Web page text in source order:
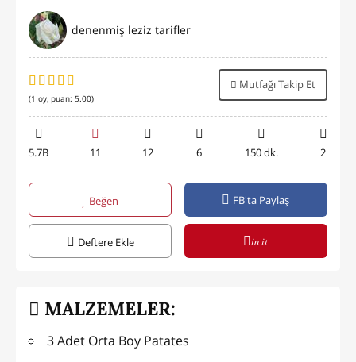
denenmiş leziz tarifler
(1 oy, puan: 5.00)
Mutfağı Takip Et
5.7B 11 12 6 150 dk. 2
Beğen FB'ta Paylaş
Deftere Ekle in it
MALZEMELER:
3 Adet Orta Boy Patates